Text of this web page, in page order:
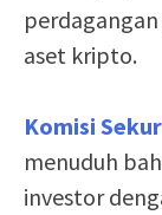
aset kripto.
Komisi
menuduh
investor